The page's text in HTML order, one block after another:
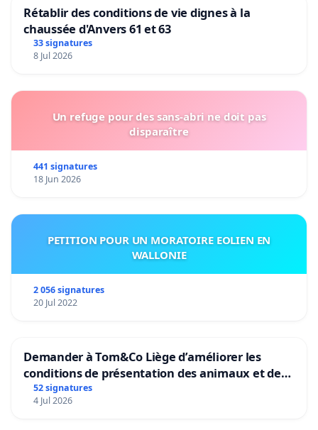
Rétablir des conditions de vie dignes à la
chaussée d'Anvers 61 et 63
33 signatures
8 Jul 2026
Un refuge pour des sans-abri ne doit pas
disparaître
441 signatures
18 Jun 2026
PETITION POUR UN MORATOIRE EOLIEN EN
WALLONIE
2 056 signatures
20 Jul 2022
Demander à Tom&Co Liège d’améliorer les
conditions de présentation des animaux et de
mettre fin à la vente d’animaux en magasin
52 signatures
4 Jul 2026